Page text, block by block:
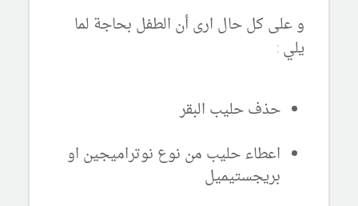
و على كل حال ارى أن الطفل بحاجة لما
يلي :
حذف حليب البقر
اعطاء حليب من نوع نوتراميجين او
بريجستيميل